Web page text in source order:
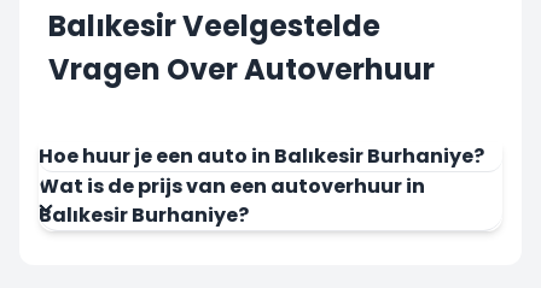
Balıkesir Veelgestelde
Vragen Over Autoverhuur
Hoe huur je een auto in Balıkesir Burhaniye?
Wat is de prijs van een autoverhuur in
Balıkesir Burhaniye?